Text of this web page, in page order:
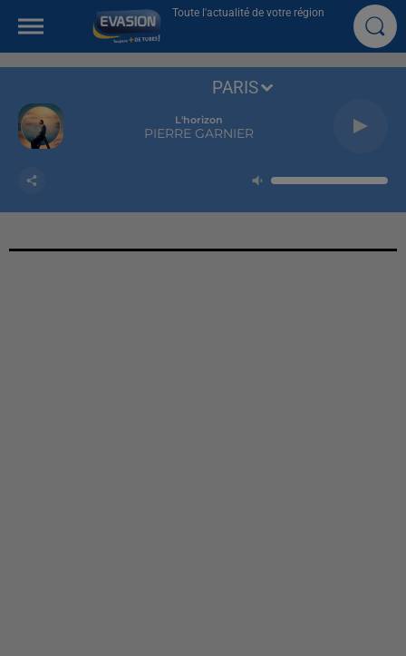
Toute l'actualité de votre région
L'horizon
PIERRE GARNIER
PARIS